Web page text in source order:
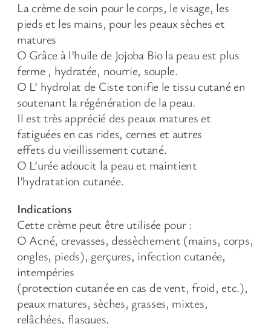
La crème de soin pour le corps, le visage, les
pieds et les mains, pour les peaux sèches et
matures
Ο Grâce à l’huile de Jojoba Bio la peau est plus
ferme , hydratée, nourrie, souple.
Ο L’ hydrolat de Ciste tonifie le tissu cutané en
soutenant la régénération de la peau.
Il est très apprécié des peaux matures et
fatiguées en cas rides, cernes et autres
effets du vieillissement cutané.
Ο L’urée adoucit la peau et maintient
l’hydratation cutanée.
Indications
Cette crème peut être utilisée pour :
Ο Acné, crevasses, dessèchement (mains, corps,
ongles, pieds), gerçures, infection cutanée,
intempéries
(protection cutanée en cas de vent, froid, etc.),
peaux matures, sèches, grasses, mixtes,
relâchées, flasques,